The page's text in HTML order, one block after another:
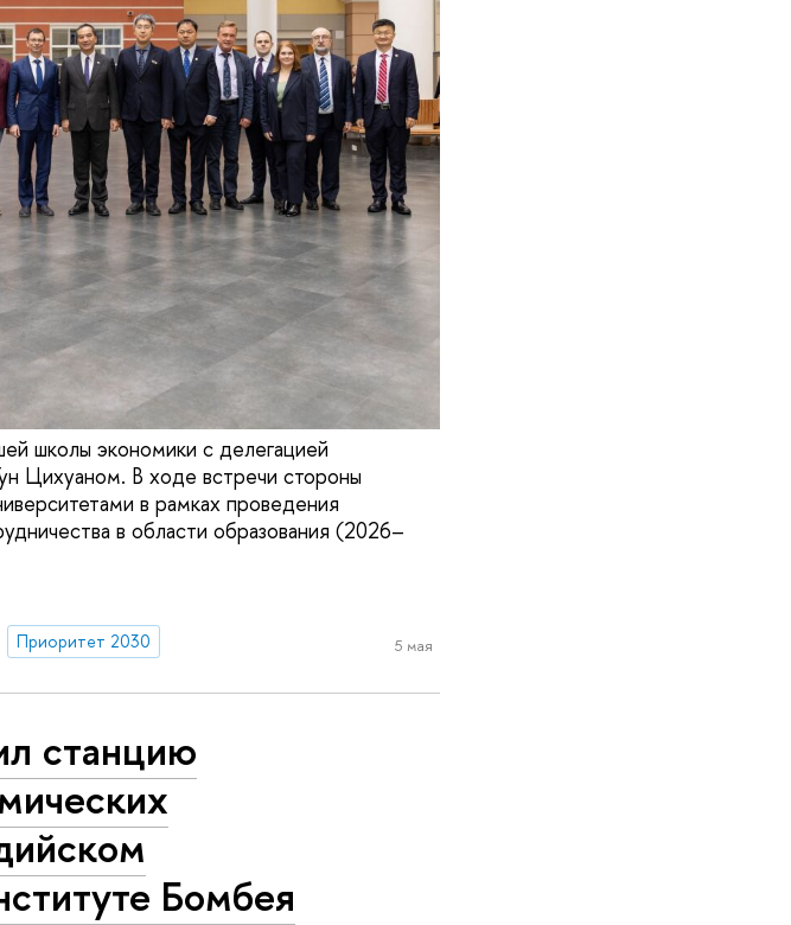
школы экономики с делегацией
Цихуаном. В ходе встречи стороны
в рамках проведения
в области образования (2026–
Приоритет 2030 5 мая
станцию
Бомбея